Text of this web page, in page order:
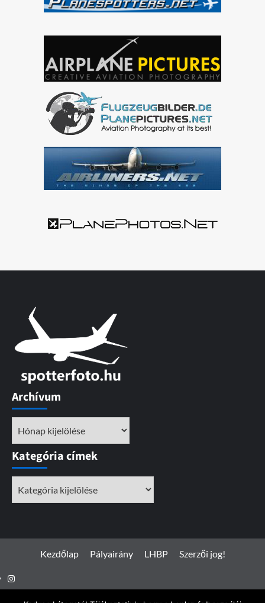
Archívum
Kategória címek
Kezdőlap Pályairány LHBP Szerzői jog!
Instagram